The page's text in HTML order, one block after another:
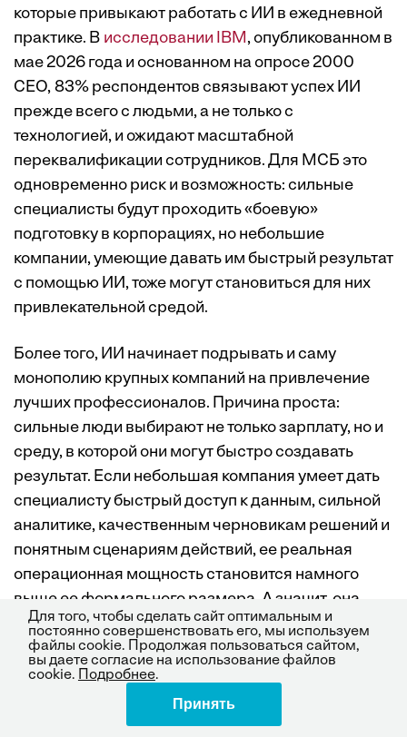
которые привыкают работать с ИИ в ежедневной
практике. В исследовании IBM, опубликованном в
мае 2026 года и основанном на опросе 2000
CEO, 83% респондентов связывают успех ИИ
прежде всего с людьми, а не только с
технологией, и ожидают масштабной
переквалификации сотрудников. Для МСБ это
одновременно риск и возможность: сильные
специалисты будут проходить «боевую»
подготовку в корпорациях, но небольшие
компании, умеющие давать им быстрый результат
с помощью ИИ, тоже могут становиться для них
привлекательной средой.
Более того, ИИ начинает подрывать и саму
монополию крупных компаний на привлечение
лучших профессионалов. Причина проста:
сильные люди выбирают не только зарплату, но и
среду, в которой они могут быстро создавать
результат. Если небольшая компания умеет дать
специалисту быстрый доступ к данным, сильной
аналитике, качественным черновикам решений и
понятным сценариям действий, ее реальная
операционная мощность становится намного
выше ее формального размера. А значит, она
начинает быть интересной для более сильных
людей, чем раньше.
При этом важно не впадать в другую крайность.
Для того, чтобы сделать сайт оптимальным и
постоянно совершенствовать его, мы используем
файлы cookie. Продолжая пользоваться сайтом,
вы даете согласие на использование файлов
cookie.
Подробнее.
Принять